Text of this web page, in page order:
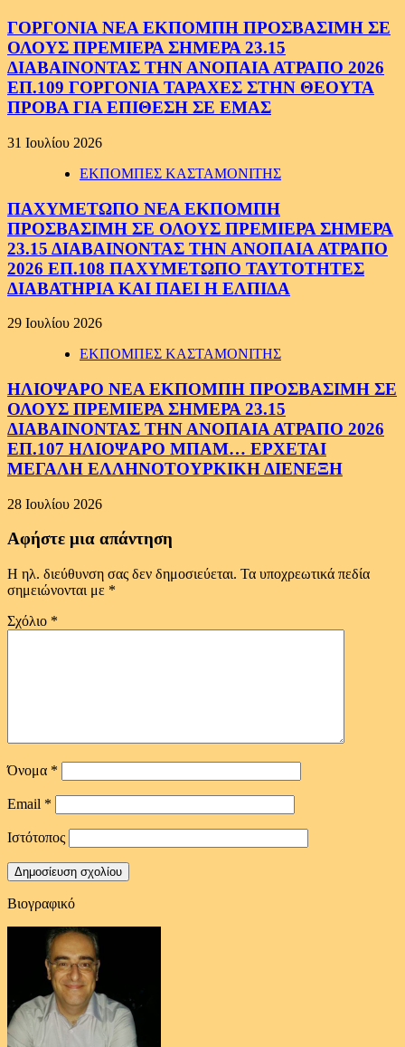
ΓΟΡΓΟΝΙΑ ΝΕΑ ΕΚΠΟΜΠΗ ΠΡΟΣΒΑΣΙΜΗ ΣΕ
ΟΛΟΥΣ ΠΡΕΜΙΕΡΑ ΣΗΜΕΡΑ 23.15
ΔΙΑΒΑΙΝΟΝΤΑΣ ΤΗΝ ΑΝΟΠΑΙΑ ΑΤΡΑΠΟ 2026
ΕΠ.109 ΓΟΡΓΟΝΙΑ ΤΑΡΑΧΕΣ ΣΤΗΝ ΘΕΟΥΤΑ
ΠΡΟΒΑ ΓΙΑ ΕΠΙΘΕΣΗ ΣΕ ΕΜΑΣ
31 Ιουλίου 2026
ΕΚΠΟΜΠΕΣ ΚΑΣΤΑΜΟΝΙΤΗΣ
ΠΑΧΥΜΕΤΩΠΟ ΝΕΑ ΕΚΠΟΜΠΗ
ΠΡΟΣΒΑΣΙΜΗ ΣΕ ΟΛΟΥΣ ΠΡΕΜΙΕΡΑ ΣΗΜΕΡΑ
23.15 ΔΙΑΒΑΙΝΟΝΤΑΣ ΤΗΝ ΑΝΟΠΑΙΑ ΑΤΡΑΠΟ
2026 ΕΠ.108 ΠΑΧΥΜΕΤΩΠΟ ΤΑΥΤΟΤΗΤΕΣ
ΔΙΑΒΑΤΗΡΙΑ ΚΑΙ ΠΑΕΙ Η ΕΛΠΙΔΑ
29 Ιουλίου 2026
ΕΚΠΟΜΠΕΣ ΚΑΣΤΑΜΟΝΙΤΗΣ
ΗΛΙΟΨΑΡΟ ΝΕΑ ΕΚΠΟΜΠΗ ΠΡΟΣΒΑΣΙΜΗ ΣΕ
ΟΛΟΥΣ ΠΡΕΜΙΕΡΑ ΣΗΜΕΡΑ 23.15
ΔΙΑΒΑΙΝΟΝΤΑΣ ΤΗΝ ΑΝΟΠΑΙΑ ΑΤΡΑΠΟ 2026
ΕΠ.107 ΗΛΙΟΨΑΡΟ ΜΠΑΜ… ΕΡΧΕΤΑΙ
ΜΕΓΑΛΗ ΕΛΛΗΝΟΤΟΥΡΚΙΚΗ ΔΙΕΝΕΞΗ
28 Ιουλίου 2026
Αφήστε μια απάντηση
Η ηλ. διεύθυνση σας δεν δημοσιεύεται. Τα υποχρεωτικά πεδία
σημειώνονται με *
Σχόλιο *
Όνομα *
Email *
Ιστότοπος
Βιογραφικό